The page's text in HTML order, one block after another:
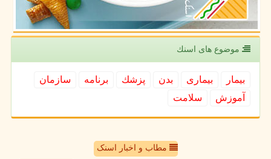
موضوع های اسنك
بیمار بیماری بدن پزشك برنامه
سازمان
آموزش
سلامت
مطاب و اخبار اسنک